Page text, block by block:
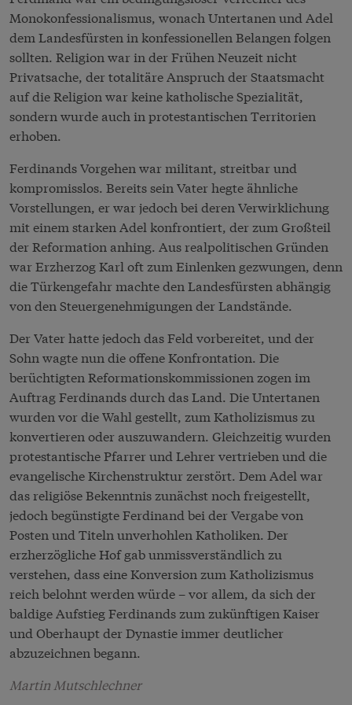
Monokonfessionalismus, wonach Untertanen und Adel
dem Landesfürsten in konfessionellen Belangen folgen
sollten. Religion war in der Frühen Neuzeit nicht
Privatsache, der totalitäre Anspruch der Staatsmacht
auf die Religion war keine katholische Spezialität,
sondern wurde auch in protestantischen Territorien
erhoben.
Ferdinands Vorgehen war militant, streitbar und
kompromisslos. Bereits sein Vater hegte ähnliche
Vorstellungen, er war jedoch bei deren Verwirklichung
mit einem starken Adel konfrontiert, der zum Großteil
der Reformation anhing. Aus realpolitischen Gründen
war Erzherzog Karl oft zum Einlenken gezwungen, denn
die Türkengefahr machte den Landesfürsten abhängig
von den Steuergenehmigungen der Landstände.
Der Vater hatte jedoch das Feld vorbereitet, und der
Sohn wagte nun die offene Konfrontation. Die
berüchtigten Reformationskommissionen zogen im
Auftrag Ferdinands durch das Land. Die Untertanen
wurden vor die Wahl gestellt, zum Katholizismus zu
konvertieren oder auszuwandern. Gleichzeitig wurden
protestantische Pfarrer und Lehrer vertrieben und die
evangelische Kirchenstruktur zerstört. Dem Adel war
das religiöse Bekenntnis zunächst noch freigestellt,
jedoch begünstigte Ferdinand bei der Vergabe von
Posten und Titeln unverhohlen Katholiken. Der
erzherzögliche Hof gab unmissverständlich zu
verstehen, dass eine Konversion zum Katholizismus
reich belohnt werden würde – vor allem, da sich der
baldige Aufstieg Ferdinands zum zukünftigen Kaiser
und Oberhaupt der Dynastie immer deutlicher
abzuzeichnen begann.
Martin Mutschlechner